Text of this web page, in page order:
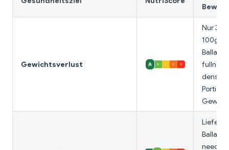
Gewichtsverlust
Nur 30
100g,
dense.
Liefert
needs